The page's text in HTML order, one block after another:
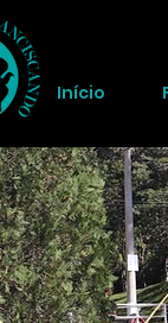
Início